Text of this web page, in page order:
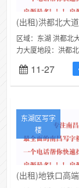
区域：东湖 洪都北
力大厦地段：洪都
港正对面附近或相
别：写字楼面积：
议日...
11-27
东湖区写字
楼
(出租)地铁口高